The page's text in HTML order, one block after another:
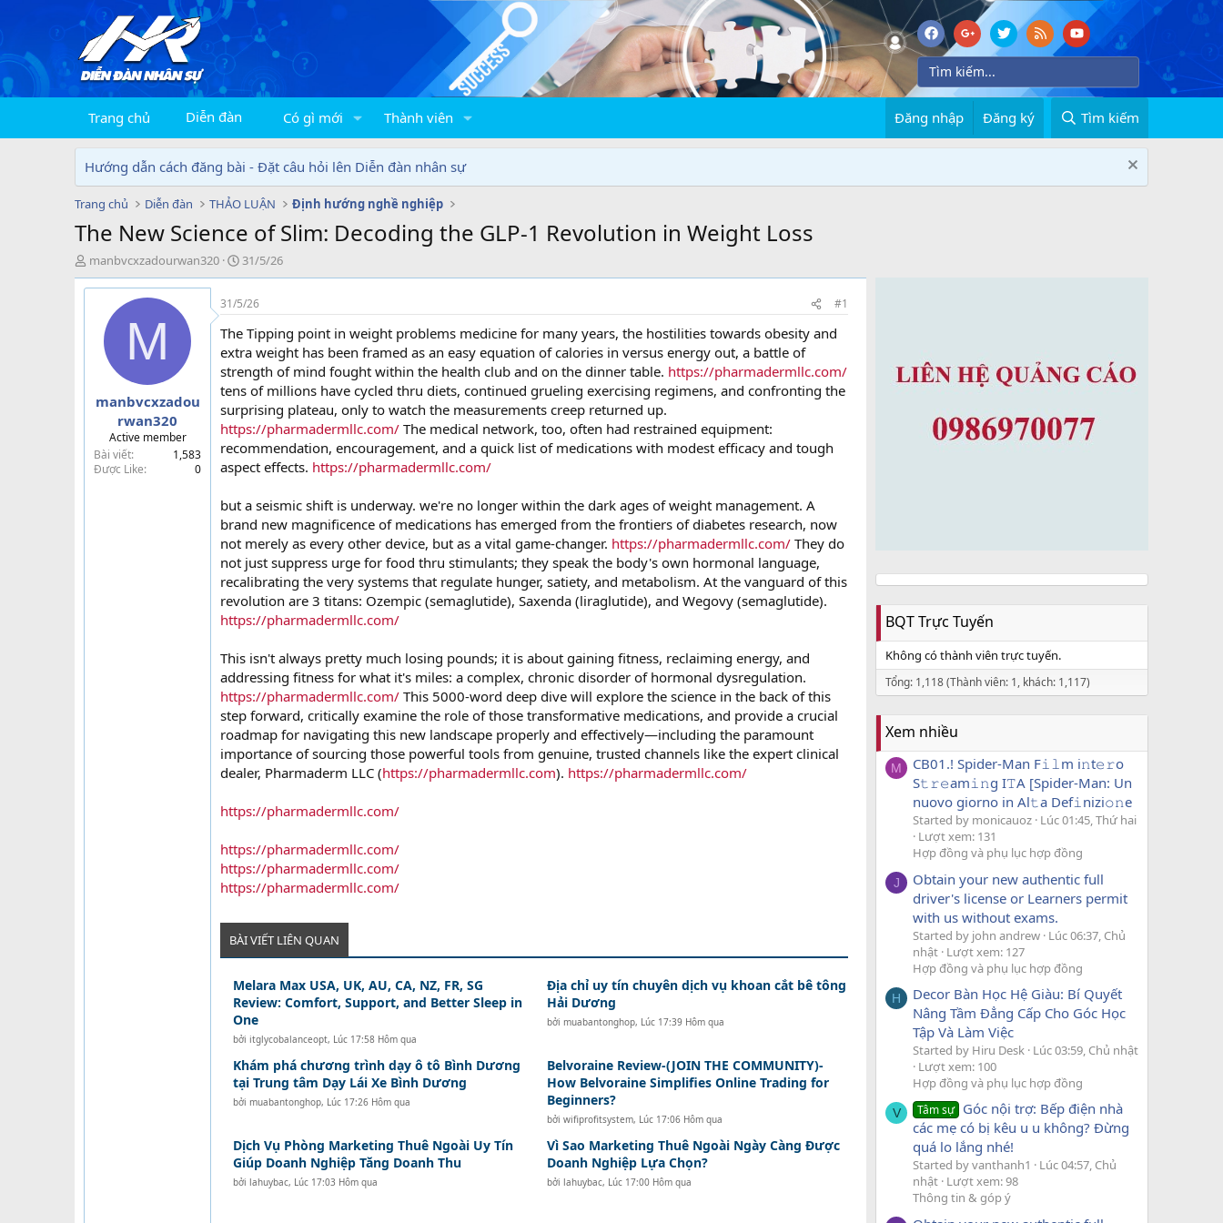
Trang chủ Diễn đàn Có gì mới Thành viên Đăng nhập Đăng ký Tìm kiếm
Hướng dẫn cách đăng bài - Đặt câu hỏi lên Diễn đàn nhân sự
Trang chủ Diễn đàn THẢO LUẬN Định hướng nghề nghiệp
The New Science of Slim: Decoding the GLP-1 Revolution in Weight Loss
T
h
r
manbvcxzadourwan320
N
g
y
ử
i
31/5/26
M
manbvcxzadou
rwan320
Active member
Bài viết
1,583
Được Like
0
31/5/26 #1
The Tipping point in weight problems medicine for many years, the hostilities towards obesity and
extra weight has been framed as an easy equation of calories in versus energy out, a battle of
strength of mind fought within the health club and on the dinner table. https://pharmadermllc.com/
tens of millions have cycled thru diets, continued grueling exercising regimens, and confronting the
surprising plateau, only to watch the measurements creep returned up.
https://pharmadermllc.com/ The medical network, too, often had restrained equipment:
recommendation, encouragement, and a quick list of medications with modest efficacy and tough
aspect effects. https://pharmadermllc.com/
but a seismic shift is underway. we're no longer within the dark ages of weight management. A
brand new magnificence of medications has emerged from the frontiers of diabetes research, now
not merely as every other device, but as a vital game-changer. https://pharmadermllc.com/ They do
not just suppress urge for food thru stimulants; they speak the body's own hormonal language,
recalibrating the very systems that regulate hunger, satiety, and metabolism. At the vanguard of this
revolution are 3 titans: Ozempic (semaglutide), Saxenda (liraglutide), and Wegovy (semaglutide).
https://pharmadermllc.com/
This isn't always pretty much losing pounds; it is about gaining fitness, reclaiming energy, and
addressing fitness for what it's miles: a complex, chronic disorder of hormonal dysregulation.
https://pharmadermllc.com/ This 5000-word deep dive will explore the science in the back of this
step forward, critically examine the role of those transformative medications, and provide a crucial
roadmap for navigating this new landscape properly and effectively—including the paramount
importance of sourcing those powerful tools from genuine, trusted channels like the expert clinical
dealer, Pharmaderm LLC (https://pharmadermllc.com). https://pharmadermllc.com/
https://pharmadermllc.com/
https://pharmadermllc.com/
https://pharmadermllc.com/
https://pharmadermllc.com/
BÀI VIẾT LIÊN QUAN
Melara Max USA, UK, AU, CA, NZ, FR, SG
Review: Comfort, Support, and Better Sleep in
One
bởi itglycobalanceopt, Lúc 17:58 Hôm qua
Địa chỉ uy tín chuyên dịch vụ khoan cắt bê tông
Hải Dương
bởi muabantonghop, Lúc 17:39 Hôm qua
Khám phá chương trình dạy ô tô Bình Dương
tại Trung tâm Dạy Lái Xe Bình Dương
bởi muabantonghop, Lúc 17:26 Hôm qua
Belvoraine Review-(JOIN THE COMMUNITY)-
How Belvoraine Simplifies Online Trading for
Beginners?
bởi wifiprofitsystem, Lúc 17:06 Hôm qua
Dịch Vụ Phòng Marketing Thuê Ngoài Uy Tín
Giúp Doanh Nghiệp Tăng Doanh Thu
bởi lahuybac, Lúc 17:03 Hôm qua
Vì Sao Marketing Thuê Ngoài Ngày Càng Được
Doanh Nghiệp Lựa Chọn?
bởi lahuybac, Lúc 17:00 Hôm qua
BQT Trực Tuyến
Không có thành viên trực tuyến.
Tổng: 1,118 (Thành viên: 1, khách: 1,117)
Xem nhiều
M
CB01.! Spider-Man F𝚒𝚕m i𝚗t𝚎𝚛o
S𝚝𝚛𝚎am𝚒𝚗g I𝚃A [Spider-Man: Un
nuovo giorno in Al𝚝a Def𝚒nizi𝚘𝚗e
Started by monicauoz Lúc 01:45, Thứ hai
Lượt xem: 131
Hợp đồng và phụ lục hợp đồng
J
Obtain your new authentic full
driver's license or Learners permit
with us without exams.
Started by john andrew Lúc 06:37, Chủ
nhật Lượt xem: 127
Hợp đồng và phụ lục hợp đồng
H
Decor Bàn Học Hệ Giàu: Bí Quyết
Nâng Tầm Đẳng Cấp Cho Góc Học
Tập Và Làm Việc
Started by Hiru Desk Lúc 03:59, Chủ nhật
Lượt xem: 100
Hợp đồng và phụ lục hợp đồng
V Tâm sự Góc nội trợ: Bếp điện nhà
các mẹ có bị kêu u u không? Đừng
quá lo lắng nhé!
Started by vanthanh1
Lúc 04:57, Chủ
nhật Lượt xem: 98
Thông tin & góp ý